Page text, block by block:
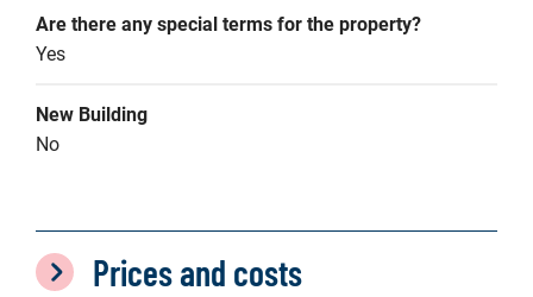
Are there any special terms for the property?
Yes
New Building
No
Prices and costs